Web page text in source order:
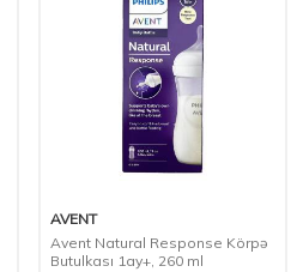
AVENT
Avent Natural Response Körpə
Butulkası 1ay+, 260 ml